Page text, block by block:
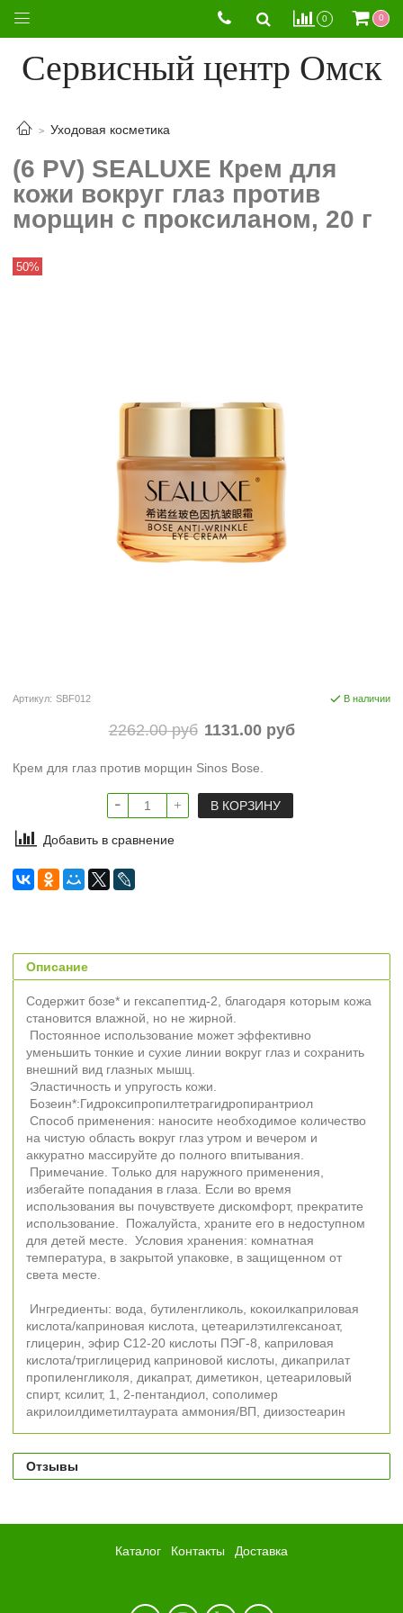
0 0
Сервисный центр Омск
Уходовая косметика
(6 PV) SEALUXE Крем для
кожи вокруг глаз против
морщин с проксиланом, 20 г
50%
Артикул: SBF012 В наличии
2262.00 руб 1131.00 руб
Крем для глаз против морщин Sinos Bose.
В КОРЗИНУ
Добавить в сравнение
Описание
Содержит бозе* и гексапептид-2, благодаря которым кожа
становится влажной, но не жирной.
Постоянное использование может эффективно
уменьшить тонкие и сухие линии вокруг глаз и сохранить
внешний вид глазных мышц.
Эластичность и упругость кожи.
Бозеин*:Гидроксипропилтетрагидропирантриол
Способ применения: наносите необходимое количество
на чистую область вокруг глаз утром и вечером и
аккуратно массируйте до полного впитывания.
Примечание. Только для наружного применения,
избегайте попадания в глаза. Если во время
использования вы почувствуете дискомфорт, прекратите
использование. Пожалуйста, храните его в недоступном
для детей месте. Условия хранения: комнатная
температура, в закрытой упаковке, в защищенном от
света месте.
Ингредиенты: вода, бутиленгликоль, кокоилкаприловая
кислота/каприновая кислота, цетеарилэтилгексаноат,
глицерин, эфир C12-20 кислоты ПЭГ-8, каприловая
кислота/триглицерид каприновой кислоты, дикаприлат
пропиленгликоля, дикапрат, диметикон, цетеариловый
спирт, ксилит, 1, 2-пентандиол, сополимер
акрилоилдиметилтаурата аммония/ВП, диизостеарин
Отзывы
Каталог Контакты Доставка